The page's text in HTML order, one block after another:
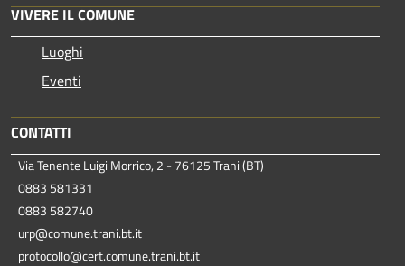
VIVERE IL COMUNE
Luoghi
Eventi
CONTATTI
Via Tenente Luigi Morrico, 2 - 76125 Trani (BT)
0883 581331
0883 582740
urp@comune.trani.bt.it
protocollo@cert.comune.trani.bt.it